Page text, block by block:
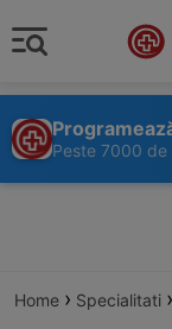
Peste 7000 de
Home › Specialitati ›